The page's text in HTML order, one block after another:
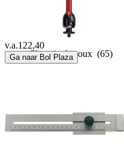
CESYS(1)
Chauvin Arnoux (65)
Combicraft(1)
v.a.122,40
Ga naar Bol Plaza